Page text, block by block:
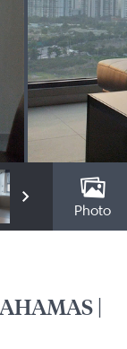
Photo
|